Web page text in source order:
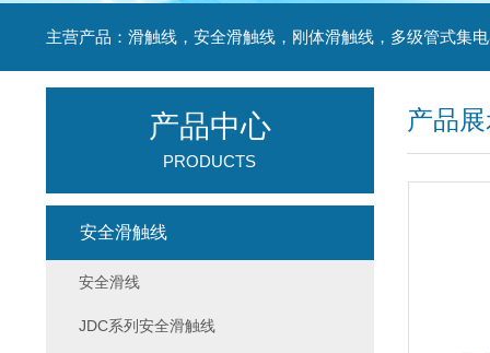
产品
产品中心
PRODUCTS
安全滑触线
安全滑线
JDC系列安全滑触线